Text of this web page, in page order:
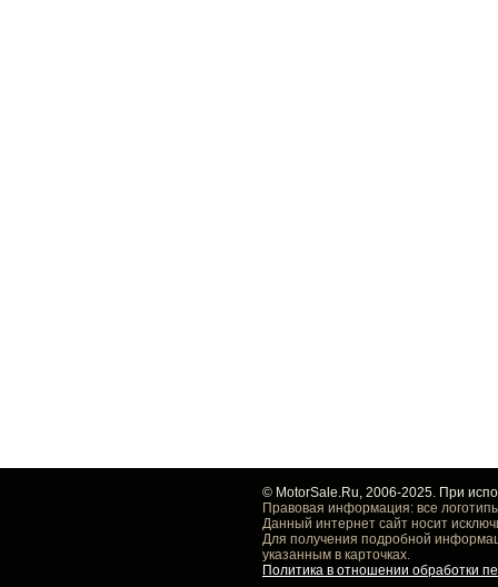
© MotorSale.Ru, 2006-2025. При
Правовая информация: все
Данный интернет сайт носит
Для получения подробной
указанным в карточках.
Политика в отношении обработки